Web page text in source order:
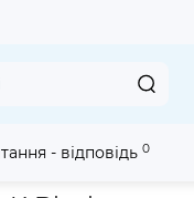
- відповідь 0
Навушники з